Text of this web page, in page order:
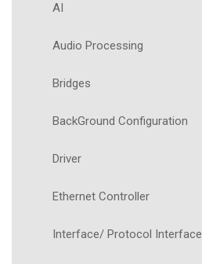
AI
Audio Processing
Bridges
BackGround Configuration
Driver
Ethernet Controller
Interface/ Protocol Interface